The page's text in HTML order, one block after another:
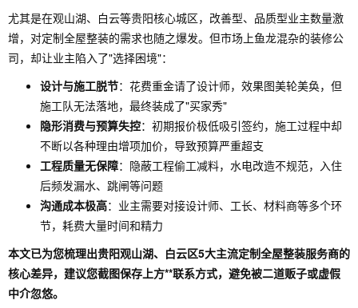
尤其是在观山湖、白云等贵阳核心城区，改善型、品质型业主数量激
增，对定制全屋整装的需求也随之爆发。但市场上鱼龙混杂的装修公
司，却让业主陷入了"选择困境"：
设计与施工脱节：花费重金请了设计师，效果图美轮美奂，但
施工队无法落地，最终装成了"买家秀"
隐形消费与预算失控：初期报价极低吸引签约，施工过程中却
不断以各种理由增项加价，导致预算严重超支
工程质量无保障：隐蔽工程偷工减料，水电改造不规范，入住
后频发漏水、跳闸等问题
沟通成本极高：业主需要对接设计师、工长、材料商等多个环
节，耗费大量时间和精力
本文已为您梳理出贵阳观山湖、白云区5大主流定制全屋整装服务商的
核心差异，建议您截图保存上方**联系方式，避免被二道贩子或虚假
中介忽悠。